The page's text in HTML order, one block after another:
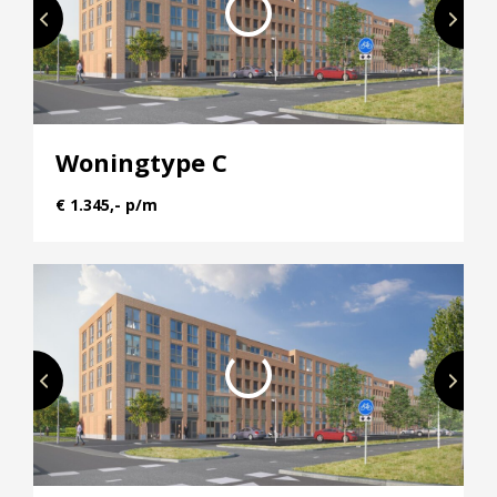
lichtinval wordt gecreëerd. Alle appartementen
worden aangeboden met één privé parkeerplaats
op het binnenterrein en een privé bergruimte op
de begane grond voor onder meer het stallen van
fietsen.
De locatie
Pablo Picassostraat in de wijk Het Zand in de
Leidsche Rijn te Utrecht. Deze wijk is zeer in trek.
De locatie is namelijk een perfecte uitvalbasis. Zo is
Winkelcentrum Leidsche Rijn Centrum met winkels,
horecagelegenheden en zelfs een bioscoop op 5
minuten fietsen. Supermarkten en drogisterijen
liggen op loopafstand in het gezellige
winkelcentrum Terwijde. En het uitlaten van de
Woningtype C
€ 1.345,- p/m